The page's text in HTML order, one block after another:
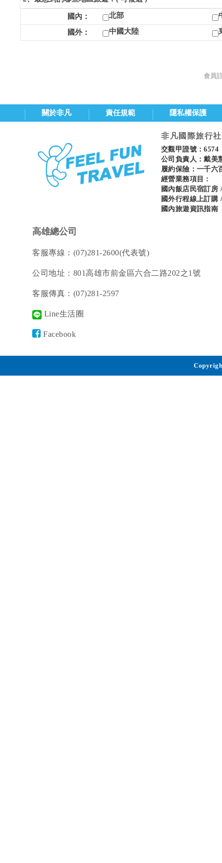
國內： 北部
國外： 中國大陸
會員
關於非凡 責任規範 隱私權保護
非凡國際旅行社
交觀甲證號：
公司負責人：戴美
履約保險：一千六
經營業務項目：
國內飯店民宿訂房
國外行程線上訂購
國內旅遊資訊指南
高雄總公司
客服專線：(07)281-2600(代表號)
公司地址：801高雄市前金區六合二路202之1號
客服傳真：(07)281-2597
Line生活圈
Facebook